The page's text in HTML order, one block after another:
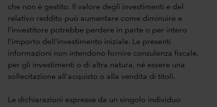
che non è gestito. Il valore degli investimenti e del
relativo reddito può aumentare come diminuire e
l'investitore potrebbe perdere in parte o per intero
l'importo dell'investimento iniziale. Le presenti
informazioni non intendono fornire consulenza fiscale,
per gli investimenti o di altra natura, né essere una
sollecitazione all'acquisto o alla vendita di titoli.
Le dichiarazioni espresse da un singolo individuo